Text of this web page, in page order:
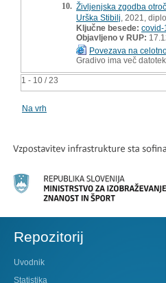
1 - 10 / 23
10. Življenjska zgodba
Urška Stibilj , 2021,
Ključne besede: covid-
Objavljeno v RUP:
Povezava na
Gradivo ima več
Na vrh
Repozitorij
Uvodnik
Statistika